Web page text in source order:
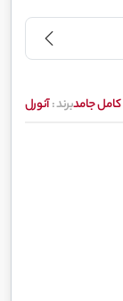
کامل جامدبرند :آنورل